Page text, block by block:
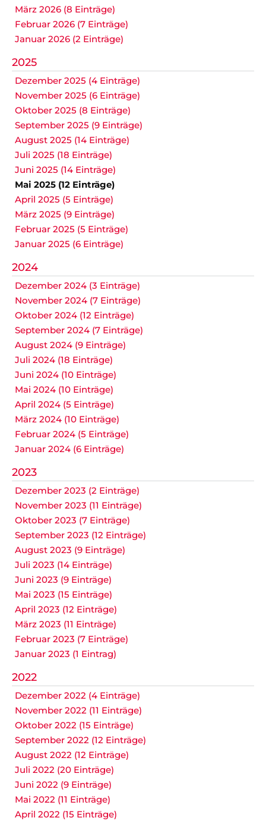
März 2026 (8 Einträge)
Februar 2026 (7 Einträge)
Januar 2026 (2 Einträge)
2025
Dezember 2025 (4 Einträge)
November 2025 (6 Einträge)
Oktober 2025 (8 Einträge)
September 2025 (9 Einträge)
August 2025 (14 Einträge)
Juli 2025 (18 Einträge)
Juni 2025 (14 Einträge)
Mai 2025 (12 Einträge)
April 2025 (5 Einträge)
März 2025 (9 Einträge)
Februar 2025 (5 Einträge)
Januar 2025 (6 Einträge)
2024
Dezember 2024 (3 Einträge)
November 2024 (7 Einträge)
Oktober 2024 (12 Einträge)
September 2024 (7 Einträge)
August 2024 (9 Einträge)
Juli 2024 (18 Einträge)
Juni 2024 (10 Einträge)
Mai 2024 (10 Einträge)
April 2024 (5 Einträge)
März 2024 (10 Einträge)
Februar 2024 (5 Einträge)
Januar 2024 (6 Einträge)
2023
Dezember 2023 (2 Einträge)
November 2023 (11 Einträge)
Oktober 2023 (7 Einträge)
September 2023 (12 Einträge)
August 2023 (9 Einträge)
Juli 2023 (14 Einträge)
Juni 2023 (9 Einträge)
Mai 2023 (15 Einträge)
April 2023 (12 Einträge)
März 2023 (11 Einträge)
Februar 2023 (7 Einträge)
Januar 2023 (1 Eintrag)
2022
Dezember 2022 (4 Einträge)
November 2022 (11 Einträge)
Oktober 2022 (15 Einträge)
September 2022 (12 Einträge)
August 2022 (12 Einträge)
Juli 2022 (20 Einträge)
Juni 2022 (9 Einträge)
Mai 2022 (11 Einträge)
April 2022 (15 Einträge)